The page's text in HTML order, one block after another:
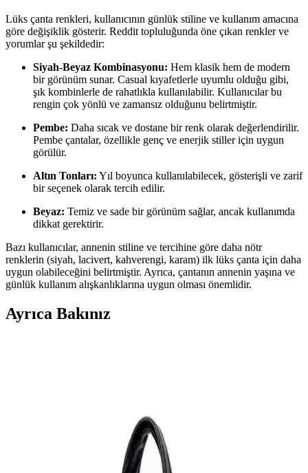
Lüks çanta renkleri, kullanıcının günlük stiline ve kullanım amacına
göre değişiklik gösterir. Reddit topluluğunda öne çıkan renkler ve
yorumlar şu şekildedir:
Siyah-Beyaz Kombinasyonu: Hem klasik hem de modern
bir görünüm sunar. Casual kıyafetlerle uyumlu olduğu gibi,
şık kombinlerle de rahatlıkla kullanılabilir. Kullanıcılar bu
rengin çok yönlü ve zamansız olduğunu belirtmiştir.
Pembe: Daha sıcak ve dostane bir renk olarak değerlendirilir.
Pembe çantalar, özellikle genç ve enerjik stiller için uygun
görülür.
Altın Tonları: Yıl boyunca kullanılabilecek, gösterişli ve zarif
bir seçenek olarak tercih edilir.
Beyaz: Temiz ve sade bir görünüm sağlar, ancak kullanımda
dikkat gerektirir.
Bazı kullanıcılar, annenin stiline ve tercihine göre daha nötr
renklerin (siyah, lacivert, kahverengi, karam) ilk lüks çanta için daha
uygun olabileceğini belirtmiştir. Ayrıca, çantanın annenin yaşına ve
günlük kullanım alışkanlıklarına uygun olması önemlidir.
Ayrıca Bakınız
Longchamp gibi markalar dayanıklılıklarıyla öne çıkıyor.
2024 Lüks Çanta Modelleri: Andiamo, Chanel 25,
Goyard Anjou ve Louis Vuitton Speedy